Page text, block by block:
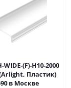
(F)-H10-2000
Пластик)
016590 в Москве